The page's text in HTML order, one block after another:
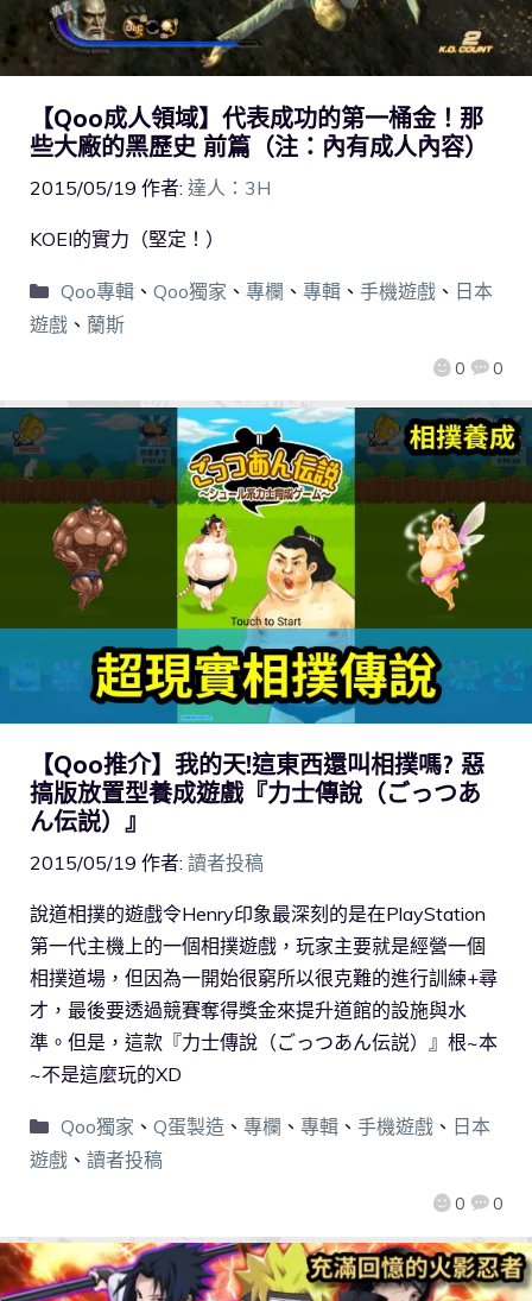
【Qoo成人領域】代表成功的第一桶金！那
些大廠的黑歷史 前篇（注：內有成人內容）
2015/05/19 作者: 達人：3H
0 0
KOEI的實力（堅定！）
Qoo專輯、 Qoo獨家 、 專欄 、 專輯、 手機遊戲、 日本
遊戲 、 蘭斯
【Qoo推介】我的天!這東西還叫相撲嗎? 惡
搞版放置型養成遊戲『力士傳說（ごっつあ
ん伝説）』
2015/05/19 作者: 讀者投稿
0 0
說道相撲的遊戲令Henry印象最深刻的是在PlayStation
第一代主機上的一個相撲遊戲，玩家主要就是經營一個
相撲道場，但因為一開始很窮所以很克難的進行訓練+尋
才，最後要透過競賽奪得獎金來提升道館的設施與水
準。但是，這款『力士傳說（ごっつあん伝説）』根~本
~不是這麼玩的XD
Qoo獨家 、 Q蛋製造 、 專欄 、 專輯、 手機遊戲、 日本
遊戲 、 讀者投稿